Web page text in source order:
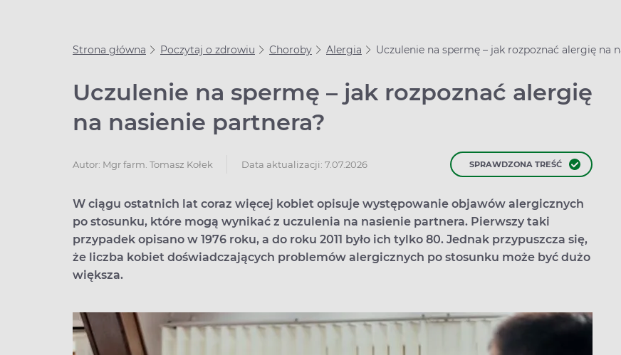
Strona główna Poczytaj o zdrowiu Choroby Alergia Uczulenie na spermę – jak rozpoznać alergię na
Uczulenie na spermę – jak rozpoznać alergię
na nasienie partnera?
Autor: Mgr farm. Tomasz Kołek Data aktualizacji: 7.07.2026 SPRAWDZONA TREŚĆ
W ciągu ostatnich lat coraz więcej kobiet opisuje występowanie objawów alergicznych
po stosunku, które mogą wynikać z uczulenia na nasienie partnera. Pierwszy taki
przypadek opisano w 1976 roku, a do roku 2011 było ich tylko 80. Jednak przypuszcza się,
że liczba kobiet doświadczających problemów alergicznych po stosunku może być dużo
większa.